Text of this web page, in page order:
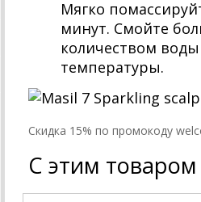
Мягко
минут. Смойте
количеством
температуры.
Cкидка 15% по промокоду
С этим